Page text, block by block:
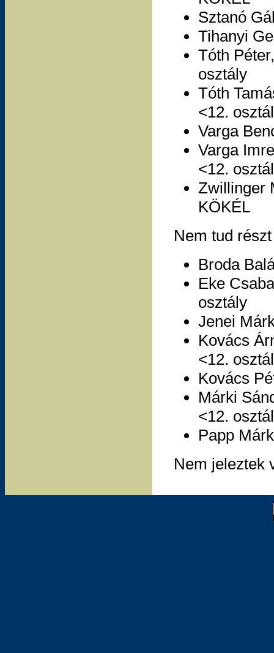
Sztanó
Tihanyi
Tóth
osztály
Tóth
<12.
Varga
Varga
<12.
Zwillinger
KÖKÉL
Nem tud
Broda
Eke
osztály
Jenei
Kovács
<12.
Kovács
Márki
<12.
Papp
Nem jeleztek